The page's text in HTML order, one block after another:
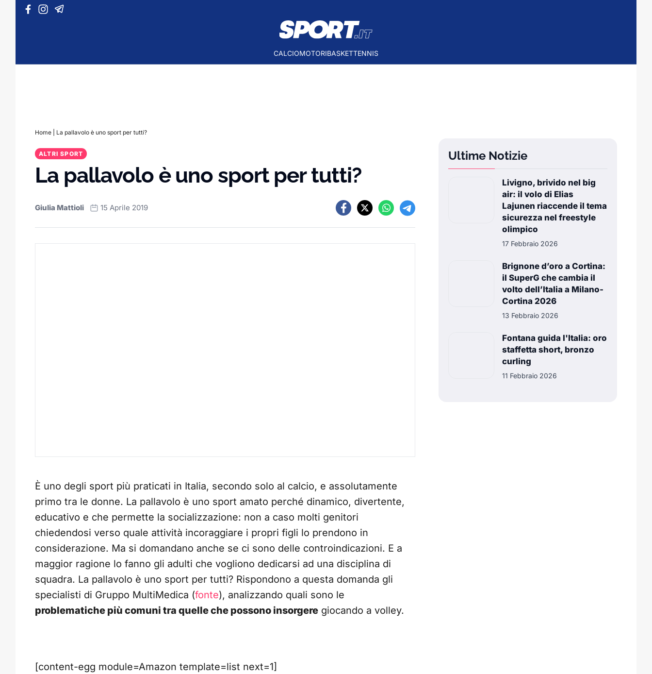
Vai al contenuto
CALCIOMOTORIBASKETTENNIS
Home La pallavolo è uno sport per tutti?
ALTRI SPORT
La pallavolo è uno sport per tutti?
Giulia Mattioli 15 Aprile 2019
È uno degli sport più praticati in Italia, secondo solo al calcio, e assolutamente
primo tra le donne. La pallavolo è uno sport amato perché dinamico, divertente,
educativo e che permette la socializzazione: non a caso molti genitori
chiedendosi verso quale attività incoraggiare i propri figli lo prendono in
considerazione. Ma si domandano anche se ci sono delle controindicazioni. E a
maggior ragione lo fanno gli adulti che vogliono dedicarsi ad una disciplina di
squadra. La pallavolo è uno sport per tutti? Rispondono a questa domanda gli
specialisti di Gruppo MultiMedica (fonte), analizzando quali sono le
problematiche più comuni tra quelle che possono insorgere giocando a volley.
[content-egg module=Amazon template=list next=1]
Ultime Notizie
Livigno, brivido nel big
air: il volo di Elias
Lajunen riaccende il tema
sicurezza nel freestyle
olimpico
17 Febbraio 2026
Brignone d’oro a Cortina:
il SuperG che cambia il
volto dell’Italia a Milano-
Cortina 2026
13 Febbraio 2026
Fontana guida l'Italia: oro
staffetta short, bronzo
curling
11 Febbraio 2026